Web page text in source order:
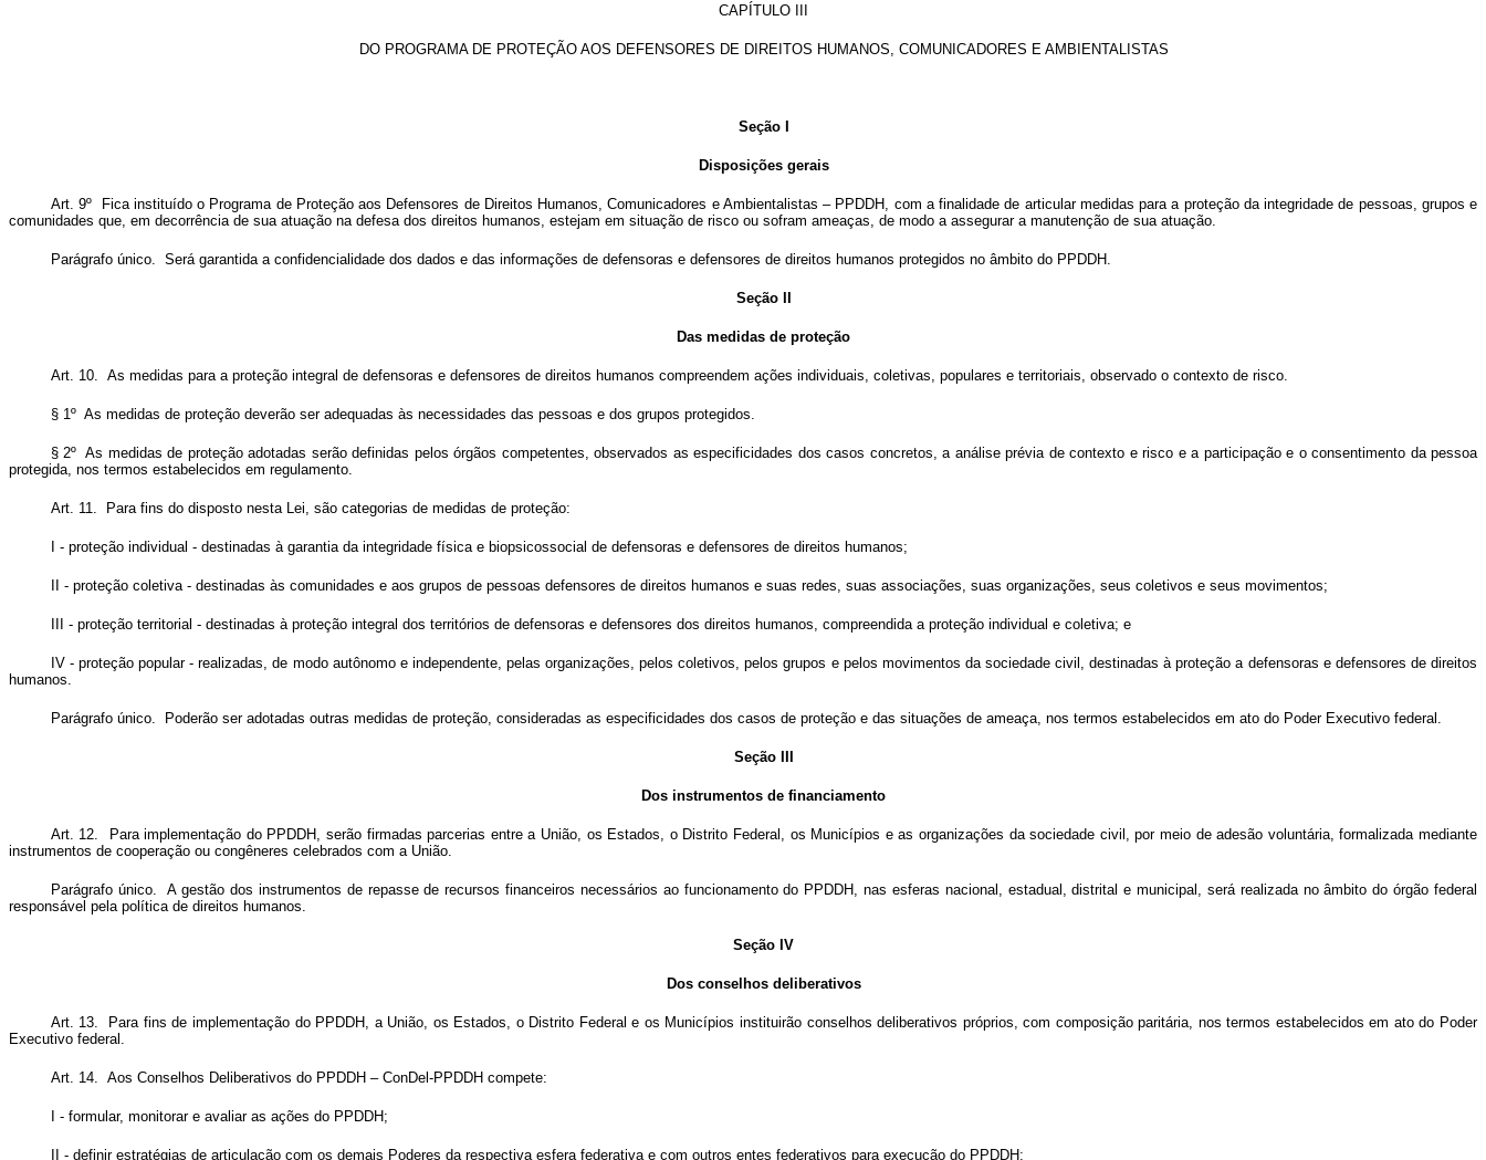
CAPÍTULO III
DO PROGRAMA DE PROTEÇÃO AOS DEFENSORES DE DIREITOS HUMANOS, COMUNICADORES E AMBIENTALISTAS
Seção I
Disposições gerais
Art. 9º Fica instituído o Programa de Proteção aos Defensores de Direitos Humanos, Comunicadores e Ambientalistas – PPDDH, com a finalidade de articular medidas para a proteção da integridade de pessoas, grupos e
comunidades que, em decorrência de sua atuação na defesa dos direitos humanos, estejam em situação de risco ou sofram ameaças, de modo a assegurar a manutenção de sua atuação.
Parágrafo único. Será garantida a confidencialidade dos dados e das informações de defensoras e defensores de direitos humanos protegidos no âmbito do PPDDH.
Seção II
Das medidas de proteção
Art. 10. As medidas para a proteção integral de defensoras e defensores de direitos humanos compreendem ações individuais, coletivas, populares e territoriais, observado o contexto de risco.
§ 1º As medidas de proteção deverão ser adequadas às necessidades das pessoas e dos grupos protegidos.
§ 2º As medidas de proteção adotadas serão definidas pelos órgãos competentes, observados as especificidades dos casos concretos, a análise prévia de contexto e risco e a participação e o consentimento da pessoa
protegida, nos termos estabelecidos em regulamento.
Art. 11. Para fins do disposto nesta Lei, são categorias de medidas de proteção:
I - proteção individual - destinadas à garantia da integridade física e biopsicossocial de defensoras e defensores de direitos humanos;
II - proteção coletiva - destinadas às comunidades e aos grupos de pessoas defensores de direitos humanos e suas redes, suas associações, suas organizações, seus coletivos e seus movimentos;
III - proteção territorial - destinadas à proteção integral dos territórios de defensoras e defensores dos direitos humanos, compreendida a proteção individual e coletiva; e
IV - proteção popular - realizadas, de modo autônomo e independente, pelas organizações, pelos coletivos, pelos grupos e pelos movimentos da sociedade civil, destinadas à proteção a defensoras e defensores de direitos
humanos.
Parágrafo único. Poderão ser adotadas outras medidas de proteção, consideradas as especificidades dos casos de proteção e das situações de ameaça, nos termos estabelecidos em ato do Poder Executivo federal.
Seção III
Dos instrumentos de financiamento
Art. 12. Para implementação do PPDDH, serão firmadas parcerias entre a União, os Estados, o Distrito Federal, os Municípios e as organizações da sociedade civil, por meio de adesão voluntária, formalizada mediante
instrumentos de cooperação ou congêneres celebrados com a União.
Parágrafo único. A gestão dos instrumentos de repasse de recursos financeiros necessários ao funcionamento do PPDDH, nas esferas nacional, estadual, distrital e municipal, será realizada no âmbito do órgão federal
responsável pela política de direitos humanos.
Seção IV
Dos conselhos deliberativos
Art. 13. Para fins de implementação do PPDDH, a União, os Estados, o Distrito Federal e os Municípios instituirão conselhos deliberativos próprios, com composição paritária, nos termos estabelecidos em ato do Poder
Executivo federal.
Art. 14. Aos Conselhos Deliberativos do PPDDH – ConDel-PPDDH compete:
I - formular, monitorar e avaliar as ações do PPDDH;
II - definir estratégias de articulação com os demais Poderes da respectiva esfera federativa e com outros entes federativos para execução do PPDDH;